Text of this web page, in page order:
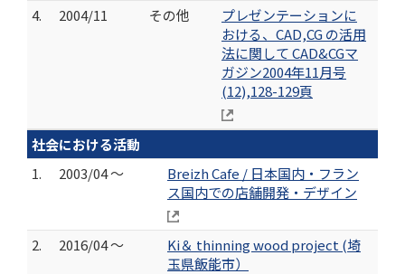
4. 2004/11 その他
プレゼンテーションに
おける、CAD,CG の活用
法に関して CAD&CGマ
ガジン2004年11月号
(12),128-129頁
社会における活動
1.
2003/04 ～
Breizh Cafe / 日本国内・フラン
ス国内での店舗開発・デザイン
2. 2016/04 ～
Ki＆ thinning wood project (埼
玉県飯能市）